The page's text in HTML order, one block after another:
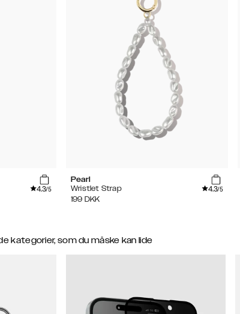
4.3/5
Pearl
Wristlet Strap
4.3/5
199 DKK
kategorier, som du måske kan lide